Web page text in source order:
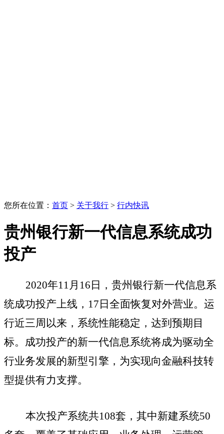
您所在位置： 首页 > 关于我行 > 行内快讯
贵州银行新一代信息系统成功
投产
2020年11月16日，贵州银行新一代信息系
统成功投产上线，17日全面恢复对外营业。运
行近三周以来，系统性能稳定，达到预期目
标。成功投产的新一代信息系统将成为驱动全
行业务发展的新型引擎，为实现向金融科技转
型提供有力支撑。
本次投产系统共108套，其中新建系统50